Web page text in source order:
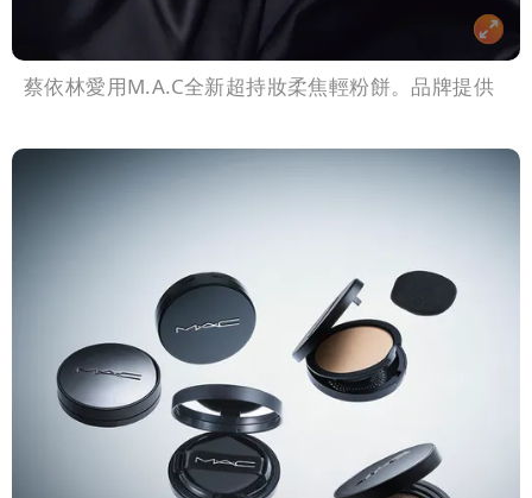
蔡依林愛用M.A.C全新超持妝柔焦輕粉餅。品牌提供